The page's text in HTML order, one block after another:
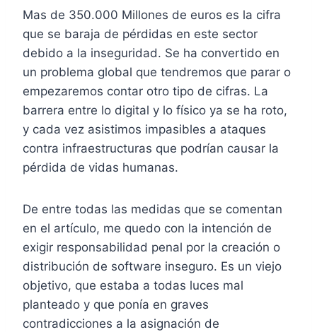
Mas de 350.000 Millones de euros es la cifra
que se baraja de pérdidas en este sector
debido a la inseguridad. Se ha convertido en
un problema global que tendremos que parar o
empezaremos contar otro tipo de cifras. La
barrera entre lo digital y lo físico ya se ha roto,
y cada vez asistimos impasibles a ataques
contra infraestructuras que podrían causar la
pérdida de vidas humanas.
De entre todas las medidas que se comentan
en el artículo, me quedo con la intención de
exigir responsabilidad penal por la creación o
distribución de software inseguro. Es un viejo
objetivo, que estaba a todas luces mal
planteado y que ponía en graves
contradicciones a la asignación de